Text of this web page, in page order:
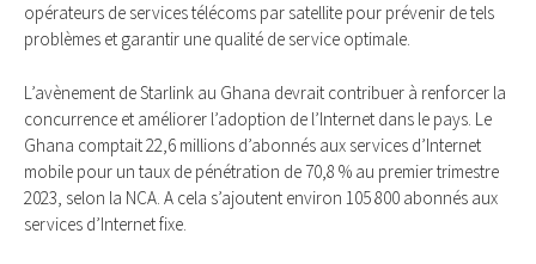
opérateurs de services télécoms par satellite pour prévenir de tels
problèmes et garantir une qualité de service optimale.
L’avènement de Starlink au Ghana devrait contribuer à renforcer la
concurrence et améliorer l’adoption de l’Internet dans le pays. Le
Ghana comptait 22,6 millions d’abonnés aux services d’Internet
mobile pour un taux de pénétration de 70,8 % au premier trimestre
2023, selon la NCA. A cela s’ajoutent environ 105 800 abonnés aux
services d’Internet fixe.